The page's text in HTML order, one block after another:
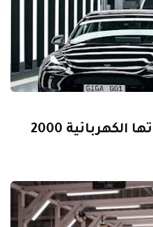
تسلا ترفع أسعار سياراتها الكهربائية 2000